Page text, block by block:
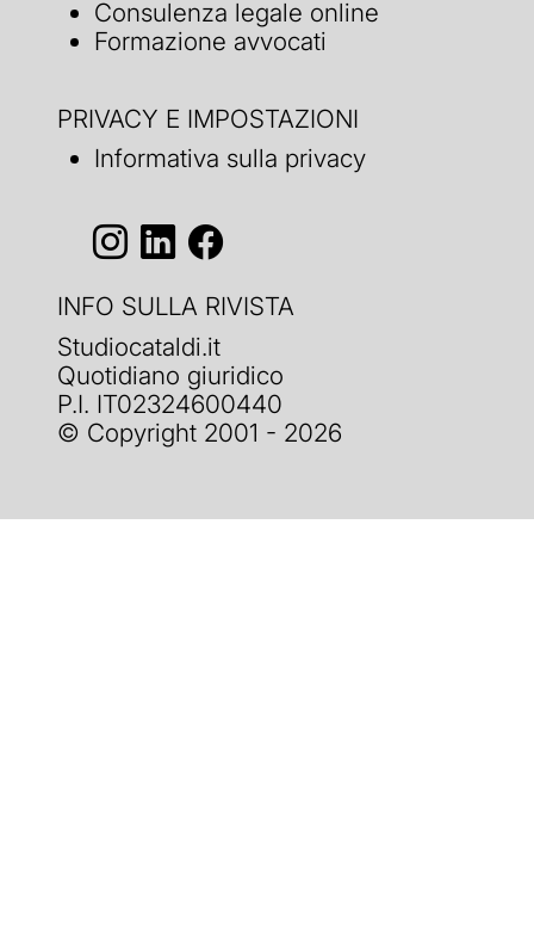
Consulenza legale online
Formazione avvocati
PRIVACY E IMPOSTAZIONI
Informativa sulla privacy
INFO SULLA RIVISTA
Studiocataldi.it
Quotidiano giuridico
P.I. IT02324600440
© Copyright 2001 - 2026